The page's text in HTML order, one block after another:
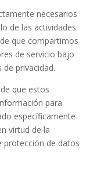
necesarios
de las actividades
que compartimos
de servicio bajo
privacidad.
que estos
para
específicamente
virtud de la
protección de datos